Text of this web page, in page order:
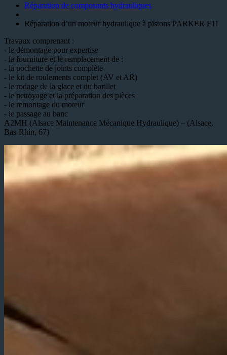
Réparation de composants hydrauliques
Réparation d’un moteur hydraulique à pistons PARKER F11
Travaux comprenant :
- le démontage pour expertise
- la fourniture et le remplacement de :
- la pochette de joints complète
- le kit de roulements complet (AV et AR)
- le rodage de la glace et du barillet
- le nettoyage et la préparation des pièces
- le remontage du moteur
- le passage au banc
A2MH (Alsace Maintenance Mécanique Hydraulique) – (Alsace,
Bas-Rhin, 67)